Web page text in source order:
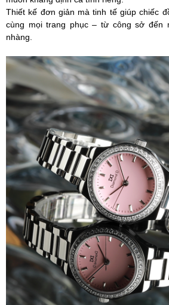
Thiết kế đơn giản mà tinh tế giúp chiếc
cùng mọi trang phục – từ công sở đến
nhàng.